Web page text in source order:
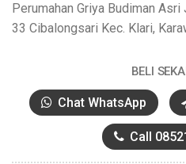
Perumahan Griya Budiman
33 Cibalongsari Kec. Klari,
BELI
Chat WhatsApp
Call